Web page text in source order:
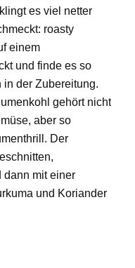
es viel netter
roasty
einem
und finde es so
der Zubereitung.
gehört nicht
aber so
Der
dann mit einer
und Koriander